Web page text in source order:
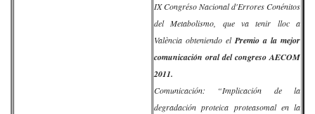
IX Congréso Nacional d'Errores Conénitos
del Metabolismo, que va tenir lloc a
València obteniendo el Premio a la mejor
comunicación oral del congreso AECOM
2011.
Comunicación: “Implicación de la
degradación proteica proteasomal en la